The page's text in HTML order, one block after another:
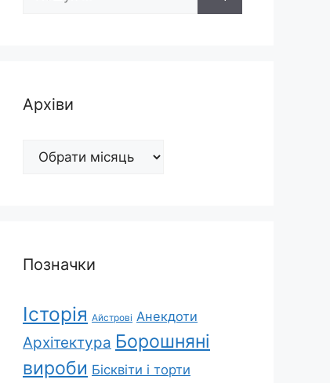
Архіви
Архіви
Позначки
Історія Айстрові Анекдоти
Архітектура Борошняні
вироби Бісквіти і торти